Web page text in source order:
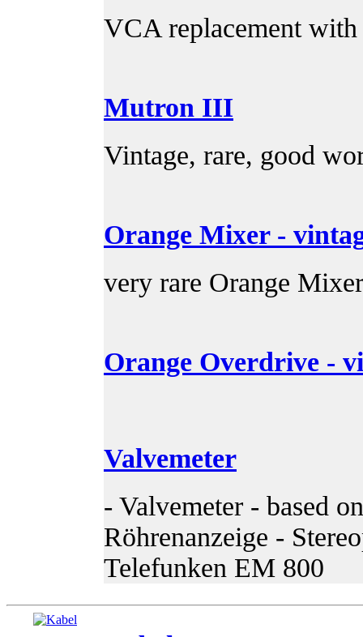
VCA replacement
Mutron III
Vintage, rare, good
Orange Mixer -
very rare Orange Mixer
Orange Overdrive -
Valvemeter
- Valvemeter - based
Röhrenanzeige -
Telefunken EM 800